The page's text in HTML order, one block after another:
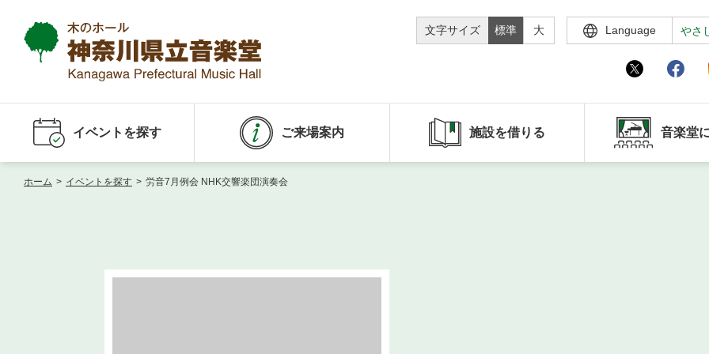
文字サイズ 標準 大 Language やさ
イベントを探す ご来場案内 施設を借りる 音楽堂
ホーム > イベントを探す > 労音7月例会 NHK交響楽団演奏会